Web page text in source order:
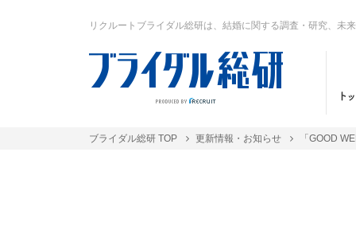
リクルートブライダル総研は、結婚に関する調査・研究、未
ブライダル総研 TOP 更新情報・お知らせ 「GOOD